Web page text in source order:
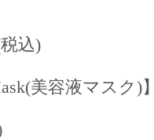
込)
美容液マスク)